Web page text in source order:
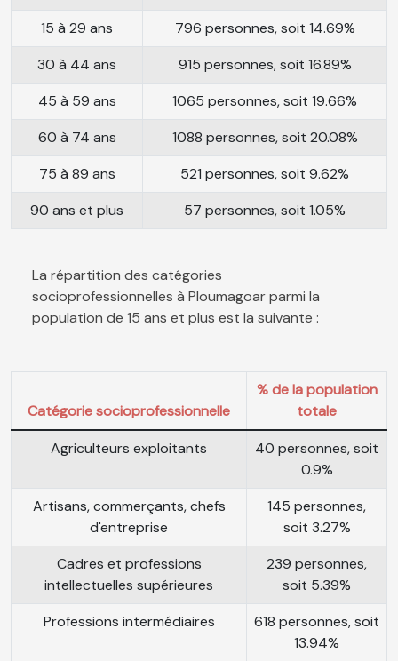
15 à 29 ans
796 personnes, soit 14.69%
30 à 44 ans
915 personnes, soit 16.89%
45 à 59 ans
1065 personnes, soit 19.66%
60 à 74 ans
1088 personnes, soit 20.08%
75 à 89 ans
521 personnes, soit 9.62%
90 ans et plus
57 personnes, soit 1.05%
La répartition des catégories
socioprofessionnelles à Ploumagoar parmi la
population de 15 ans et plus est la suivante :
Catégorie socioprofessionnelle
% de la population
totale
Agriculteurs exploitants
40 personnes, soit
0.9%
Artisans, commerçants, chefs
d'entreprise
145 personnes,
soit 3.27%
Cadres et professions
intellectuelles supérieures
239 personnes,
soit 5.39%
Professions intermédiaires
618 personnes, soit
13.94%